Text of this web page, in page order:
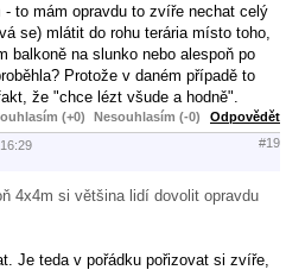
to mám opravdu to zvíře nechat celý
se) mlátit do rohu terária místo toho,
balkoně na slunko nebo alespoň po
Protože v daném případě to
že "chce lézt všude a hodně".
(+0) Nesouhlasím (-0) Odpovědět
16:29 #19
4x4m si většina lidí dovolit opravdu
Je teda v pořádku pořizovat si zvíře,